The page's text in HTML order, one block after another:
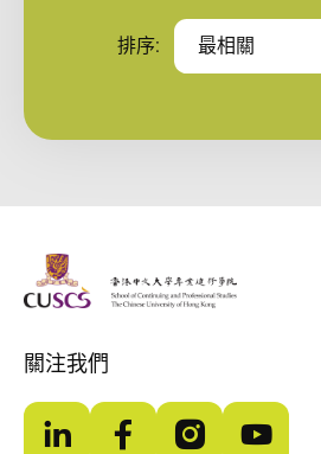
排序:
最相關
The Chinese Univeristy of hong Kong
關注我們
LinkedInFacebookInstagramYouTube